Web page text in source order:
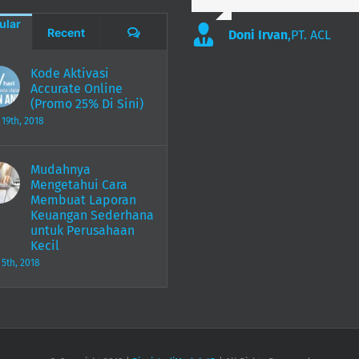
Recent Comments
Kode Aktivasi
Accurate Online
(Promo 25% Di Sini)
2018
Mudahnya
Mengetahui Cara
Membuat Laporan
Keuangan Sederhana
untuk Perusahaan
Kecil
2018
Doni Irvan,PT. ACL